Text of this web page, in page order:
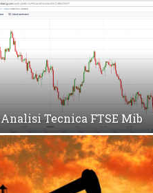
Analisi Tecnica FTSE Mib